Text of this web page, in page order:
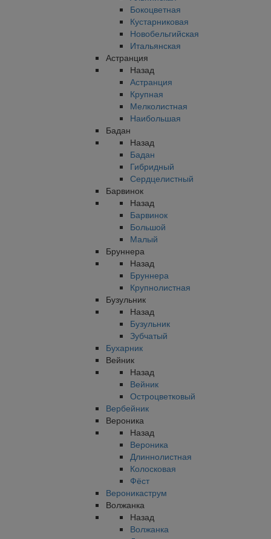
Бокоцветная
Кустарниковая
Новобельгийская
Итальянская
Астранция
Назад
Астранция
Крупная
Мелколистная
Наибольшая
Бадан
Назад
Бадан
Гибридный
Сердцелистный
Барвинок
Назад
Барвинок
Большой
Малый
Бруннера
Назад
Бруннера
Крупнолистная
Бузульник
Назад
Бузульник
Зубчатый
Бухарник
Вейник
Назад
Вейник
Остроцветковый
Вербейник
Вероника
Назад
Вероника
Длиннолистная
Колосковая
Фёст
Вероникаструм
Волжанка
Назад
Волжанка